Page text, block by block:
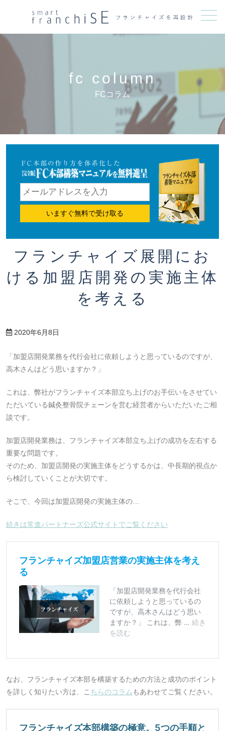
メニュー
fc column
FCコラム
いますぐ無料で受け取る
フランチャイズ展開にお
ける加盟店開発の実施主体
を考える
2020年6月8日
「加盟店開発業務を代行会社に依頼しようと思っているのですが、
高木さんはどう思いますか？」
これは、弊社がフランチャイズ本部立ち上げのお手伝いをさせてい
ただいている鍼灸整骨院チェーンを営む経営者からいただいたご相
談です。
加盟店開発業務は、フランチャイズ本部立ち上げの成功を左右する
重要な問題です。
そのため、加盟店開発の実施主体をどうするかは、中長期的視点か
ら検討していくことが大切です。
そこで、今回は加盟店開発の実施主体の…
続きは常進パートナーズ公式サイトでご覧ください
なお、フランチャイズ本部を構築するための方法と成功のポイント
を詳しく知りたい方は、こ ちらのコラム もあわせてご覧ください。